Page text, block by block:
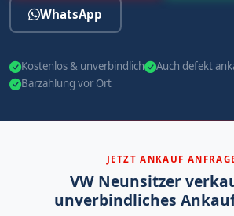
WhatsApp
Kostenlos & unverbindlich
Auch defekt
Barzahlung vor Ort
JETZT ANKAUF
VW Neunsitzer
unverbindliches